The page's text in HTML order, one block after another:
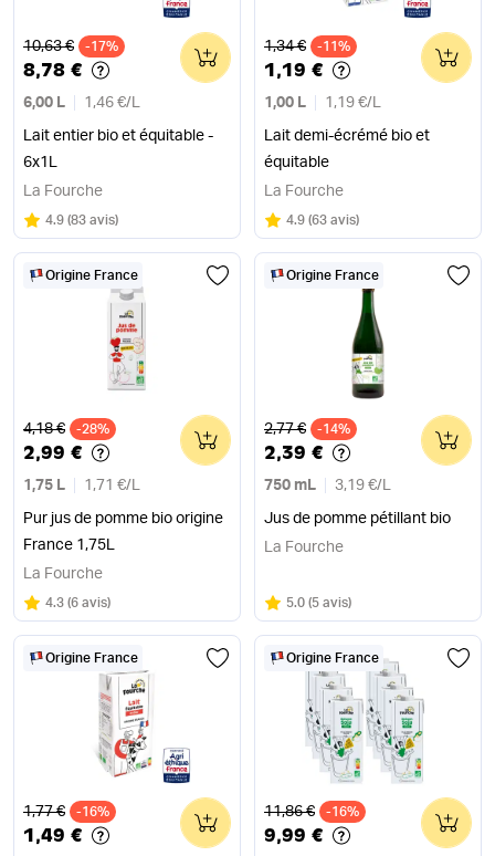
Ancien prix
10,63 € -17%
8,78 €
6,00 L 1,46 €/ L
Lait entier bio et équitable -
6x1L
0
La Fourche
Note
4.9 sur 5
(83 avis)
Ancien prix
1,34 € -11%
1,19 €
1,00 L 1,19 €/ L
Lait demi-écrémé bio et
équitable
0
La Fourche
Note
4.9 sur 5
(63 avis)
Origine France
Ancien prix
4,18 € -28%
2,99 €
1,75 L 1,71 €/ L
Pur jus de pomme bio origine
France 1,75L
0
La Fourche
Note
4.3 sur 5
(6 avis)
Origine France
Ancien prix
2,77 € -14%
2,39 €
750 mL 3,19 €/ L
Jus de pomme pétillant bio
0
La Fourche
Note
5.0 sur 5
(5 avis)
Origine France
Ancien prix
1,77 € -16%
1,49 €
0
Origine France
Ancien prix
11,86 € -16%
9,99 €
0